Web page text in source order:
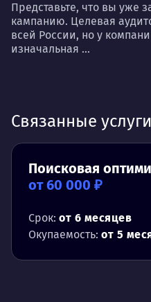
Представьте, что вы уже
кампанию. Целевая
всей России, но у
изначальная ...
Связанные услуги
Поисковая
от 60 000 ₽
Срок: от 6 месяцев
Окупаемость: от 5